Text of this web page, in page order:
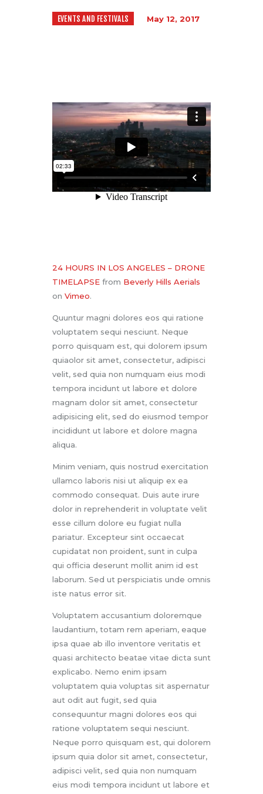
EVENTS AND FESTIVALS May 12, 2017
24 HOURS IN LOS ANGELES – DRONE
TIMELAPSE from Beverly Hills Aerials
on Vimeo.
Quuntur magni dolores eos qui ratione
voluptatem sequi nesciunt. Neque
porro quisquam est, qui dolorem ipsum
quiaolor sit amet, consectetur, adipisci
velit, sed quia non numquam eius modi
tempora incidunt ut labore et dolore
magnam dolor sit amet, consectetur
adipisicing elit, sed do eiusmod tempor
incididunt ut labore et dolore magna
aliqua.
Minim veniam, quis nostrud exercitation
ullamco laboris nisi ut aliquip ex ea
commodo consequat. Duis aute irure
dolor in reprehenderit in voluptate velit
esse cillum dolore eu fugiat nulla
pariatur. Excepteur sint occaecat
cupidatat non proident, sunt in culpa
qui officia deserunt mollit anim id est
laborum. Sed ut perspiciatis unde omnis
iste natus error sit.
Voluptatem accusantium doloremque
laudantium, totam rem aperiam, eaque
ipsa quae ab illo inventore veritatis et
quasi architecto beatae vitae dicta sunt
explicabo. Nemo enim ipsam
voluptatem quia voluptas sit aspernatur
aut odit aut fugit, sed quia
consequuntur magni dolores eos qui
ratione voluptatem sequi nesciunt.
Neque porro quisquam est, qui dolorem
ipsum quia dolor sit amet, consectetur,
adipisci velit, sed quia non numquam
eius modi tempora incidunt ut labore et